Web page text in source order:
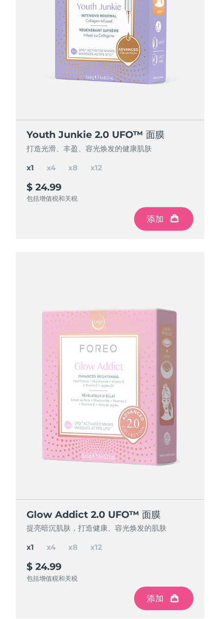
Youth Junkie 2.0 UFO™ 面膜
打造光滑、丰盈、容光焕发的健康肌肤
$ 24.99
包括增值税和关税
添加
Youth Junkie 2.0 UFO™ 面膜
打造光滑、丰盈、容光焕发的健康肌肤
$ 84.97
包括增值税和关税
添加
Youth Junkie 2.0 UFO™ 面膜
打造光滑、丰盈、容光焕发的健康肌肤
$ 150 $ 199.92
包括增值税和关税
添加
Youth Junkie 2.0 UFO™ 面膜
打造光滑、丰盈、容光焕发的健康肌肤
$ 195 $ 299.88
包括增值税和关税
添加
x1 x4 x8 x12
Glow Addict 2.0 UFO™ 面膜
提亮暗沉肌肤，打造健康、容光焕发的肌肤
$ 24.99
包括增值税和关税
添加
Glow Addict 2.0 UFO™ 面膜
提亮暗沉肌肤，打造健康、容光焕发的肌肤
$ 84.97
包括增值税和关税
添加
Glow Addict 2.0 UFO™ 面膜
提亮暗沉肌肤，打造健康、容光焕发的肌肤
$ 150 $ 199.92
包括增值税和关税
添加
Glow Addict 2.0 UFO™ 面膜
提亮暗沉肌肤，打造健康、容光焕发的肌肤
$ 195 $ 299.88
包括增值税和关税
添加
x1 x4 x8 x12